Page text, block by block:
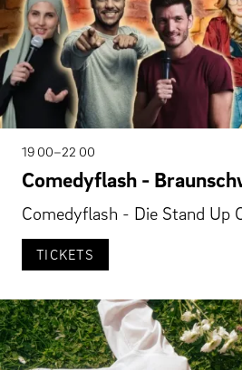
19 00–22 00
Comedyflash -
Comedyflash - Die Stand Up
TICKETS